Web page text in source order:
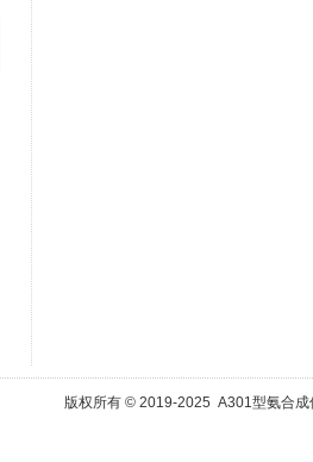
版权所有 © 2019-2025 A301型氨合